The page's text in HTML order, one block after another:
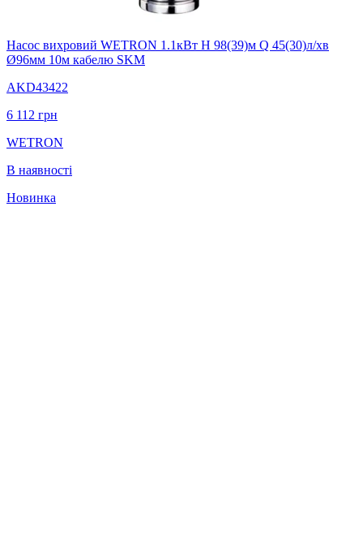
Насос вихровий WETRON 1.1кВт H 98(39)м Q 45(30)л/хв
Ø96мм 10м кабелю SKM
AKD43422
6 112 грн
WETRON
В наявності
Новинка